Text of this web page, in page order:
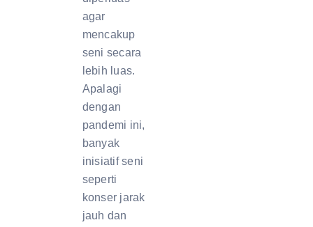
agar
mencakup
seni secara
lebih luas.
Apalagi
dengan
pandemi ini,
banyak
inisiatif seni
seperti
konser jarak
jauh dan